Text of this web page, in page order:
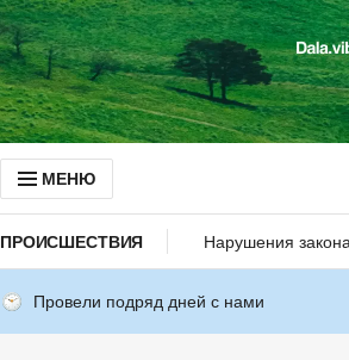
МЕНЮ
ПРОИСШЕСТВИЯ Нарушения закона
Провели подряд дней с нами